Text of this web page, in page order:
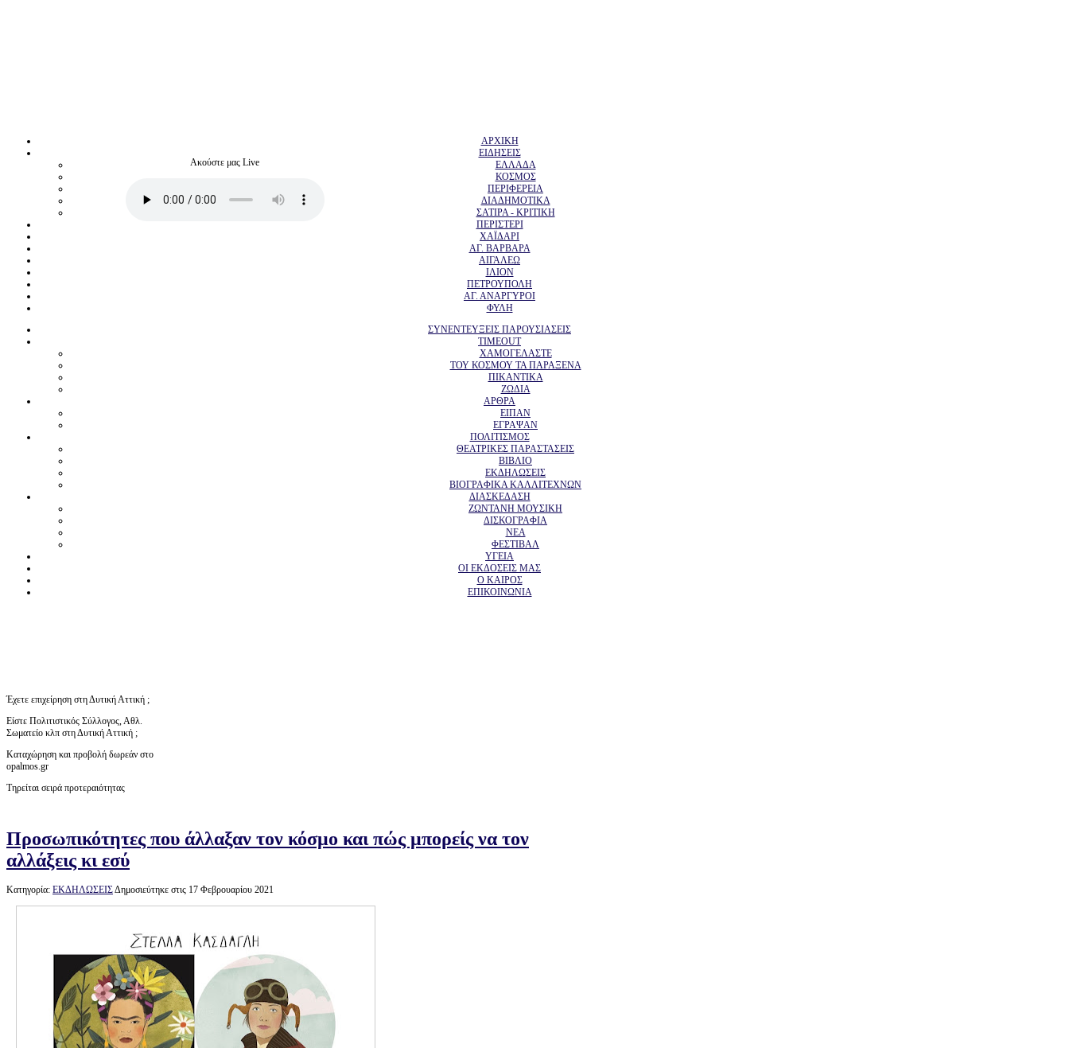
Ακούστε μας Live
ΑΡΧΙΚΗ
ΕΙΔΗΣΕΙΣ
ΕΛΛΑΔΑ
ΚΟΣΜΟΣ
ΠΕΡΙΦΕΡΕΙΑ
ΔΙΑΔΗΜΟΤΙΚΑ
ΣΑΤΙΡΑ - ΚΡΙΤΙΚΗ
ΠΕΡΙΣΤΕΡΙ
ΧΑΪΔΑΡΙ
ΑΓ. ΒΑΡΒΑΡΑ
ΑΙΓΑΛΕΩ
ΙΛΙΟΝ
ΠΕΤΡΟΥΠΟΛΗ
ΑΓ. ΑΝΑΡΓΥΡΟΙ
ΦΥΛΗ
ΣΥΝΕΝΤΕΥΞΕΙΣ ΠΑΡΟΥΣΙΑΣΕΙΣ
TIMEOUT
ΧΑΜΟΓΕΛΑΣΤΕ
ΤΟΥ ΚΟΣΜΟΥ ΤΑ ΠΑΡΑΞΕΝΑ
ΠΙΚΑΝΤΙΚΑ
ΖΩΔΙΑ
ΑΡΘΡΑ
ΕΙΠΑΝ
ΕΓΡΑΨΑΝ
ΠΟΛΙΤΙΣΜΟΣ
ΘΕΑΤΡΙΚΕΣ ΠΑΡΑΣΤΑΣΕΙΣ
ΒΙΒΛΙΟ
ΕΚΔΗΛΩΣΕΙΣ
ΒΙΟΓΡΑΦΙΚΑ ΚΑΛΛΙΤΕΧΝΩΝ
ΔΙΑΣΚΕΔΑΣΗ
ΖΩΝΤΑΝΗ ΜΟΥΣΙΚΗ
ΔΙΣΚΟΓΡΑΦΙΑ
ΝΕΑ
ΦΕΣΤΙΒΑΛ
ΥΓΕΙΑ
ΟΙ ΕΚΔΟΣΕΙΣ ΜΑΣ
Ο ΚΑΙΡΟΣ
ΕΠΙΚΟΙΝΩΝΙΑ
Έχετε επιχείρηση στη Δυτική Αττική ;
Είστε Πολιτιστικός Σύλλογος, Αθλ.
Σωματείο κλπ στη Δυτική Αττική ;
Καταχώρηση και προβολή δωρεάν στο
opalmos.gr
Τηρείται σειρά προτεραιότητας
Προσωπικότητες που άλλαξαν τον κόσμο και πώς μπορείς να τον
αλλάξεις κι εσύ
Κατηγορία: ΕΚΔΗΛΩΣΕΙΣΔημοσιεύτηκε στις 17 Φεβρουαρίου 2021